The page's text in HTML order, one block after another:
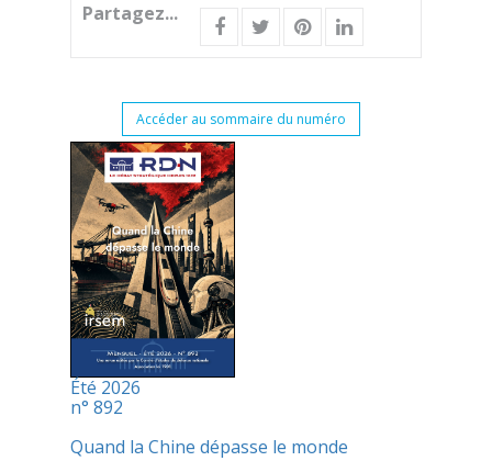
Partagez...
Accéder au sommaire du numéro
Été 2026
n° 892
Quand la Chine dépasse le monde